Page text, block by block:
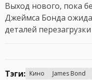
Выход нового, пока
Джеймса Бонда
деталей
Тэги: Кино James Bond